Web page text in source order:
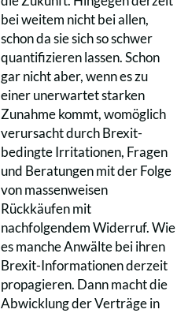
bei weitem nicht bei allen,
schon da sie sich so schwer
quantifizieren lassen. Schon
gar nicht aber, wenn es zu
einer unerwartet starken
Zunahme kommt, womöglich
verursacht durch Brexit-
bedingte Irritationen, Fragen
und Beratungen mit der Folge
von massenweisen
Rückkäufen mit
nachfolgendem Widerruf. Wie
es manche Anwälte bei ihren
Brexit-Informationen derzeit
propagieren. Dann macht die
Abwicklung der Verträge in